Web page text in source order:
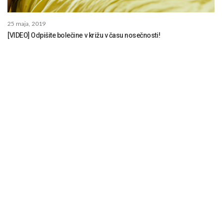
25 maja, 2019
[VIDEO] Odpišite bolečine v križu v času nosečnosti!